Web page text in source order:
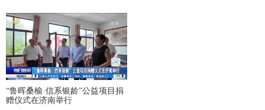
“鲁晖桑榆·信系银龄”公益项目捐
赠仪式在济南举行